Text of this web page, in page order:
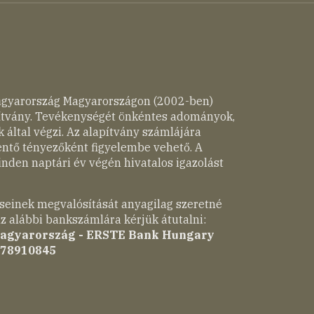
Magyarországon (2002-ben)
Tevékenységét önkéntes adományok,
által végzi. Az alapítvány számlájára
tényezőként figyelembe vehető. A
naptári év végén hivatalos igazolást
megvalósítását anyagilag szeretné
alábbi bankszámlára kérjük átutalni:
- ERSTE Bank Hungary